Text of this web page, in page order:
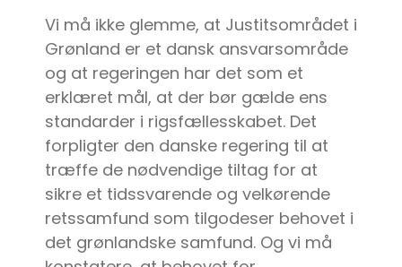
Vi må ikke glemme, at Justitsområdet i
Grønland er et dansk ansvarsområde
og at regeringen har det som et
erklæret mål, at der bør gælde ens
standarder i rigsfællesskabet. Det
forpligter den danske regering til at
træffe de nødvendige tiltag for at
sikre et tidssvarende og velkørende
retssamfund som tilgodeser behovet i
det grønlandske samfund. Og vi må